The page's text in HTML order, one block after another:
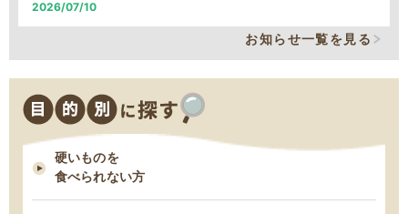
2026/07/10
システム改修による、臨時の営業時間短縮について
システム改修による、臨時の営業時間短縮について
2026/01/22
【続報】雪による遅延のご案内
お知らせ一覧を見る
硬いものを
食べられない方